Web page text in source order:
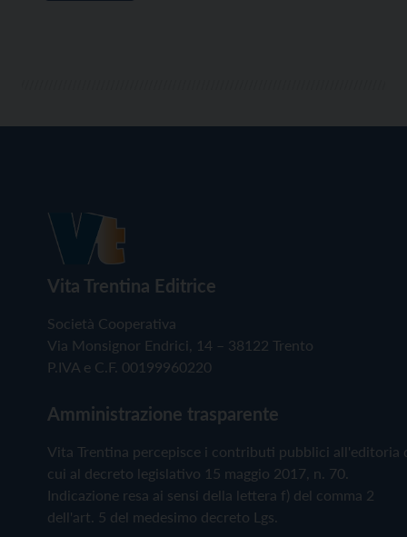
Vita Trentina Editrice
Società Cooperativa
Via Monsignor Endrici, 14 – 38122 Trento
P.IVA e C.F. 00199960220
Amministrazione trasparente
Vita Trentina percepisce i contributi pubblici all'editoria
cui al decreto legislativo 15 maggio 2017, n. 70.
Indicazione resa ai sensi della lettera f) del comma 2
dell'art. 5 del medesimo decreto Lgs.